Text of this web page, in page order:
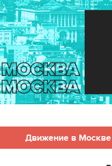
Движение в Москве